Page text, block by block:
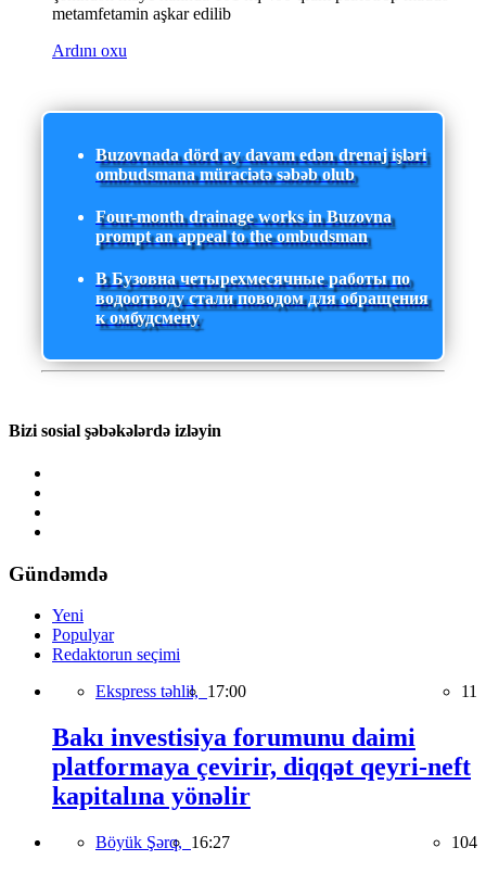
metamfetamin aşkar edilib
Ardını oxu
Buzovnada dörd ay davam edən drenaj işləri
ombudsmana müraciətə səbəb olub
Four-month drainage works in Buzovna
prompt an appeal to the ombudsman
В Бузовна четырехмесячные работы по
водоотводу стали поводом для обращения
к омбудсмену
Bizi sosial şəbəkələrdə izləyin
Gündəmdə
Yeni
Populyar
Redaktorun seçimi
Ekspress təhlil, 17:00 11
Bakı investisiya forumunu daimi
platformaya çevirir, diqqət qeyri-neft
kapitalına yönəlir
Böyük Şərq, 16:27 104